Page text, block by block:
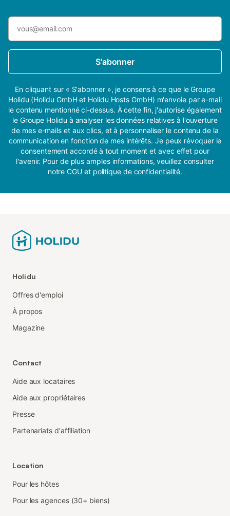
S'abonner
En cliquant sur « S'abonner », je consens à ce que le Groupe
Holidu (Holidu GmbH et Holidu Hosts GmbH) m'envoie par e-mail
le contenu mentionné ci-dessus. À cette fin, j'autorise également
le Groupe Holidu à analyser les données relatives à l'ouverture
de mes e-mails et aux clics, et à personnaliser le contenu de la
communication en fonction de mes intérêts. Je peux révoquer le
consentement accordé à tout moment et avec effet pour
l'avenir. Pour de plus amples informations, veuillez consulter
notreCGU et politique de confidentialité.
Holidu
Offres d'emploi
À propos
Magazine
Contact
Aide aux locataires
Aide aux propriétaires
Presse
Partenariats d'affiliation
Location
Pour les hôtes
Pour les agences (30+ biens)